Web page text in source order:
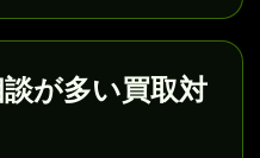
が多い買取対